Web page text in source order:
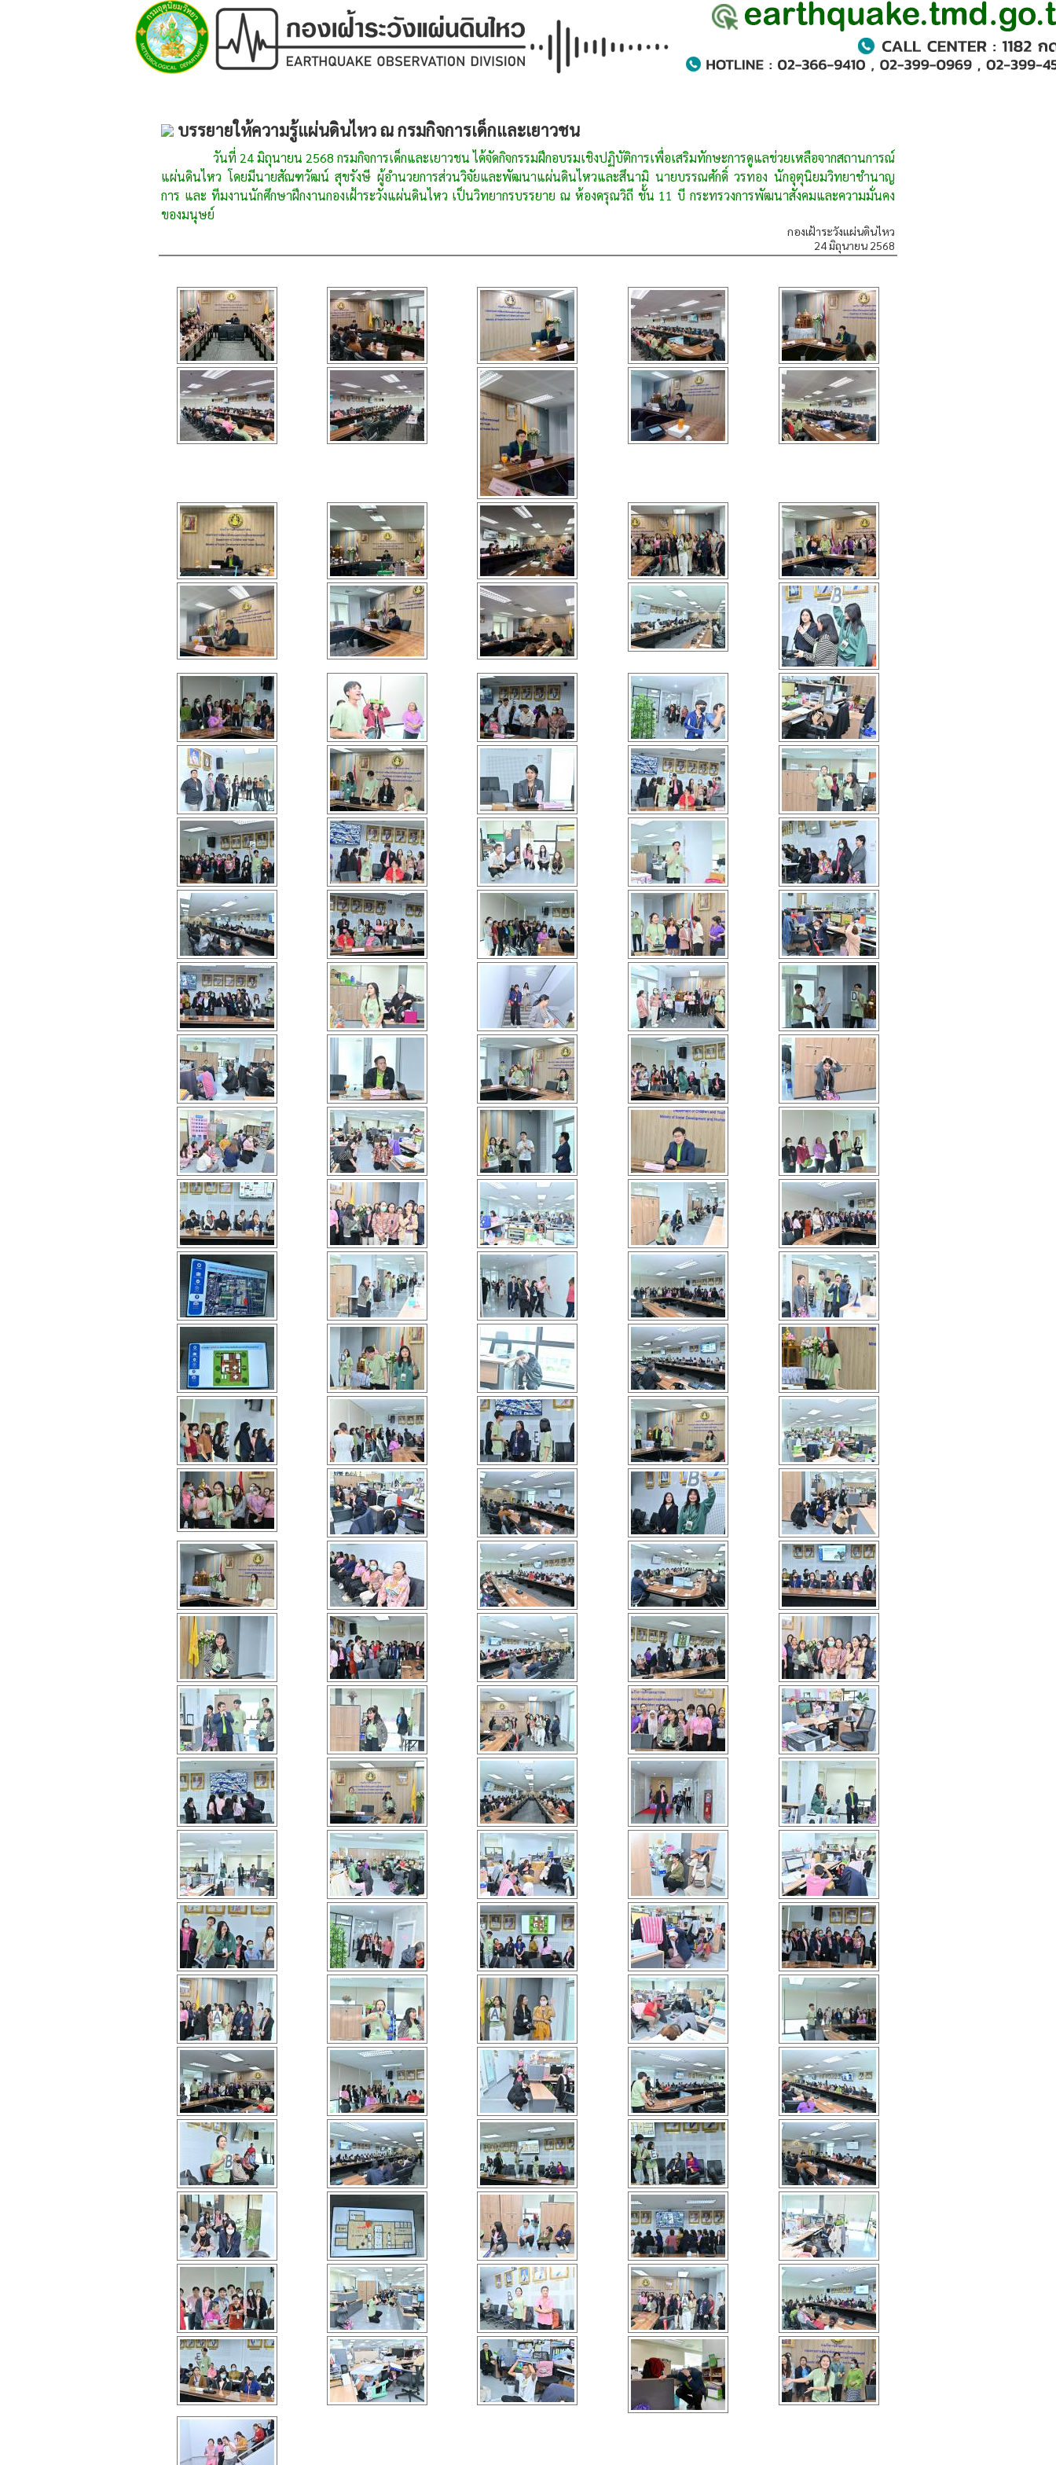
บรรยายให้ความรู้แผ่นดินไหว ณ กรมกิจการเด็กและเยาวชน
วันที่ 24 มิถุนายน 2568 กรมกิจการเด็กและเยาวชน ได้จัดกิจกรรมฝึกอบรมเชิงปฏิบัติการเพื่อเสริมทักษะการดูแลช่วยเหลือจากสถานการณ์
แผ่นดินไหว โดยมีนายสัณฑวัฒน์ สุขรังษี ผู้อำนวยการส่วนวิจัยและพัฒนาแผ่นดินไหวและสึนามิ นายบรรณศักดิ์ วรทอง นักอุตุนิยมวิทยาชำนาญ
การ และ ทีมงานนักศึกษาฝึกงานกองเฝ้าระวังแผ่นดินไหว เป็นวิทยากรบรรยาย ณ ห้องดรุณวิถี ชั้น 11 บี กระทรวงการพัฒนาสังคมและความมั่นคง
ของมนุษย์
กองเฝ้าระวังแผ่นดินไหว
24 มิถุนายน 2568